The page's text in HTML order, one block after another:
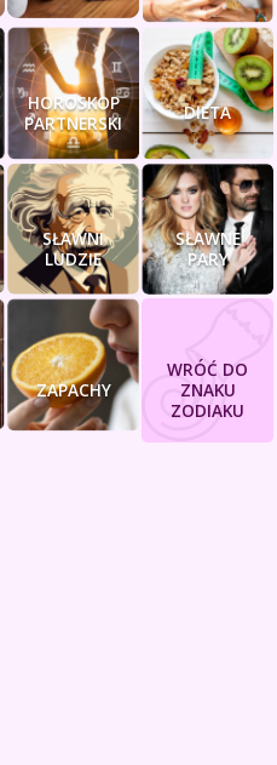
HOROSKOP
PARTNERSKI
DIETA
SŁAWNI
LUDZIE
SŁAWNE
PARY
ZAPACHY
WRÓĆ DO
ZNAKU
ZODIAKU